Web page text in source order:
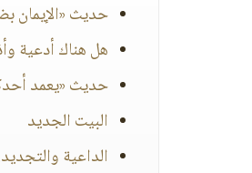
حديث «الإيمان
هل هناك أدعية
حديث «يعمد
البيت الجديد
الداعية